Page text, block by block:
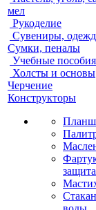
мел
Рукоделие
Сувениры,
Сумки, пеналы
Учебные пособия
Холсты и основы
Черчение
Конструкторы
защита